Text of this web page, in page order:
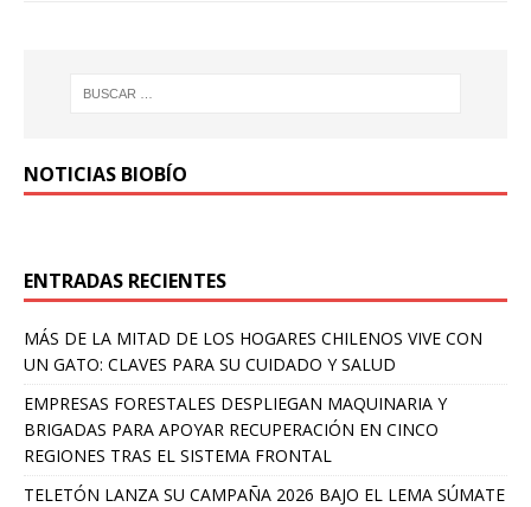
NOTICIAS BIOBÍO
ENTRADAS RECIENTES
MÁS DE LA MITAD DE LOS HOGARES CHILENOS VIVE CON
UN GATO: CLAVES PARA SU CUIDADO Y SALUD
EMPRESAS FORESTALES DESPLIEGAN MAQUINARIA Y
BRIGADAS PARA APOYAR RECUPERACIÓN EN CINCO
REGIONES TRAS EL SISTEMA FRONTAL
TELETÓN LANZA SU CAMPAÑA 2026 BAJO EL LEMA SÚMATE